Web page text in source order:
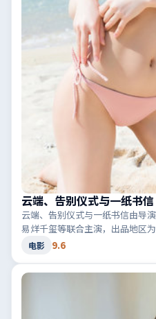
云端、告别仪式与一纸书信
云端、告别仪式与一纸书信由导
易烊千玺等联合主演，出品地区
型定位为电影·喜剧，轻快节奏
电影 9.6